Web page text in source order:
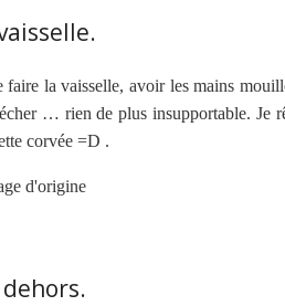
faire la vaisselle, avoir les mains
… rien de plus insupportable. Je
corvée =D .